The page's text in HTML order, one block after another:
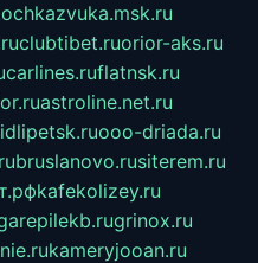
clubtibet.ruorior-aks.ru
carlines.ruflatnsk.ru
astroline.net.ru
ooo-driada.ru
bruslanovo.rusiterem.ru
kafekolizey.ru
grinox.ru
kameryjooan.ru